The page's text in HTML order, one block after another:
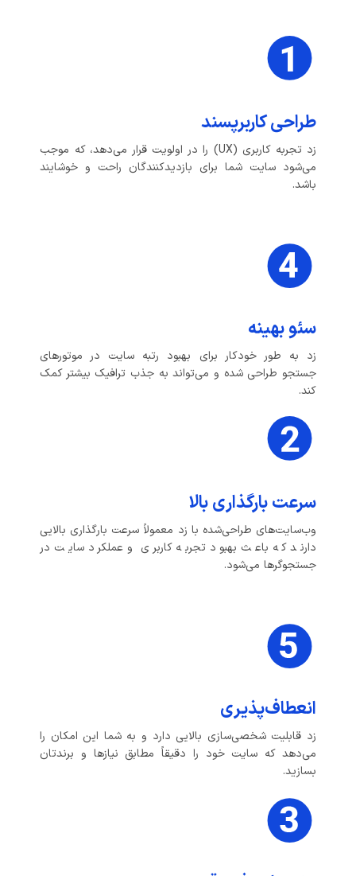
طراحی کاربرپسند
زد تجربه کاربری (UX) را در اولویت قرار می‌دهد، که موجب
می‌شود سایت شما برای بازدیدکنندگان راحت و خوشایند
باشد.
سئو بهینه
زد به طور خودکار برای بهبود رتبه سایت در موتورهای
جستجو طراحی شده و می‌تواند به جذب ترافیک بیشتر کمک
کند.
سرعت بارگذاری بالا
وب‌سایت‌های طراحی‌شده با زد معمولاً سرعت بارگذاری بالایی
دارند که باعث بهبود تجربه کاربری و عملکرد سایت در
جستجوگرها می‌شود.
انعطاف‌پذیری
زد قابلیت شخصی‌سازی بالایی دارد و به شما این امکان را
می‌دهد که سایت خود را دقیقاً مطابق نیازها و برندتان
بسازید.